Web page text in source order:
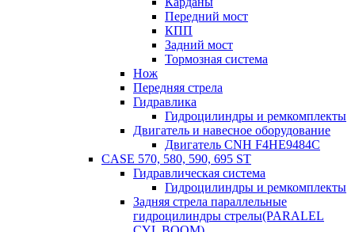
Передний мост
КПП
Задний мост
Тормозная система
Нож
Передняя стрела
Гидравлика
Гидроцилиндры и ремкомплекты
Двигатель и навесное оборудование
Двигатель CNH F4HE9484C
CASE 570, 580, 590, 695 ST
Гидравлическая система
Гидроцилиндры и ремкомплекты
Задняя стрела параллельные
гидроцилиндры стрелы(PARALEL